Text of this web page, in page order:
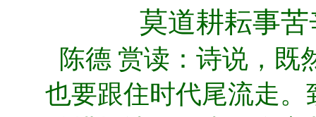
莫道耕耘事
陈德 赏读：诗说，既
也要跟住时代尾流走